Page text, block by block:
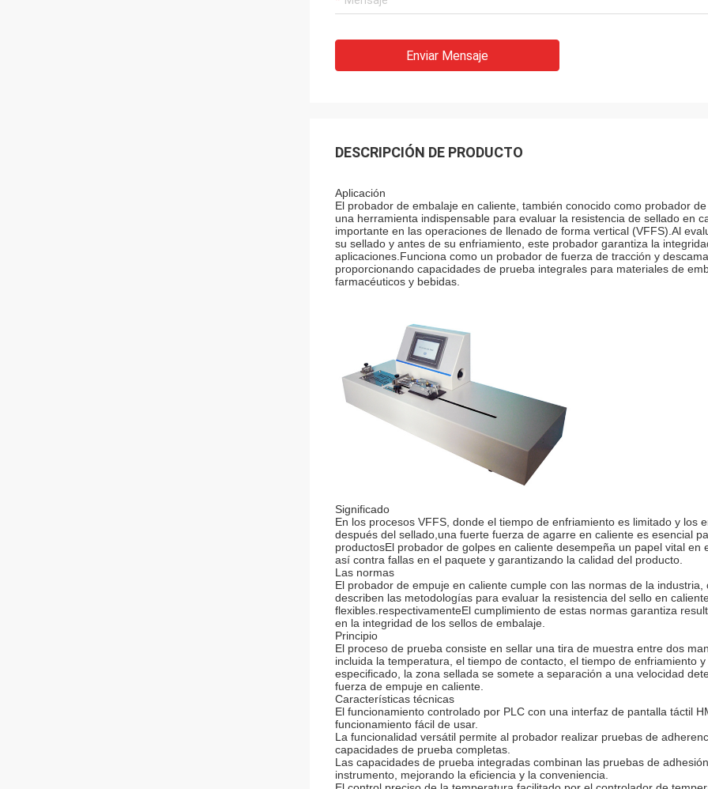
Enviar Mensaje
DESCRIPCIÓN DE PRODUCTO
Aplicación
El probador de embalaje en caliente, también conocido como probador
una herramienta indispensable para evaluar la resistencia de sellado en
importante en las operaciones de llenado de forma vertical (VFFS).Al
su sellado y antes de su enfriamiento, este probador garantiza la
aplicaciones.Funciona como un probador de fuerza de tracción y
proporcionando capacidades de prueba integrales para materiales de
farmacéuticos y bebidas.
Significado
En los procesos VFFS, donde el tiempo de enfriamiento es limitado y los
después del sellado,una fuerte fuerza de agarre en caliente es esencial
productosEl probador de golpes en caliente desempeña un papel vital
así contra fallas en el paquete y garantizando la calidad del producto.
Las normas
El probador de empuje en caliente cumple con las normas de la
describen las metodologías para evaluar la resistencia del sello en
flexibles.respectivamenteEl cumplimiento de estas normas garantiza
en la integridad de los sellos de embalaje.
Principio
El proceso de prueba consiste en sellar una tira de muestra entre dos
incluida la temperatura, el tiempo de contacto, el tiempo de enfriamiento
especificado, la zona sellada se somete a separación a una velocidad
fuerza de empuje en caliente.
Características técnicas
El funcionamiento controlado por PLC con una interfaz de pantalla táctil
funcionamiento fácil de usar.
La funcionalidad versátil permite al probador realizar pruebas de
capacidades de prueba completas.
Las capacidades de prueba integradas combinan las pruebas de
instrumento, mejorando la eficiencia y la conveniencia.